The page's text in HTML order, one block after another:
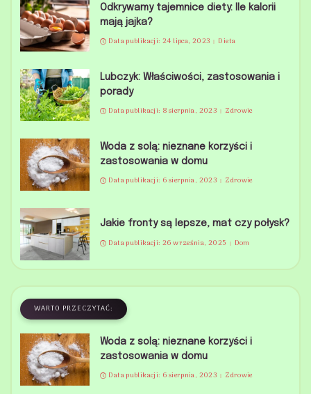
Odkrywamy tajemnice diety: Ile kalorii
mają jajka?
Data publikacji: 24 lipca, 2023 Dieta
Lubczyk: Właściwości, zastosowania i
porady
Data publikacji: 8 sierpnia, 2023 Zdrowie
Woda z solą: nieznane korzyści i
zastosowania w domu
Data publikacji: 6 sierpnia, 2023 Zdrowie
Jakie fronty są lepsze, mat czy połysk?
Data publikacji: 26 września, 2025 Dom
WARTO PRZECZYTAĆ:
Woda z solą: nieznane korzyści i
zastosowania w domu
Data publikacji: 6 sierpnia, 2023 Zdrowie